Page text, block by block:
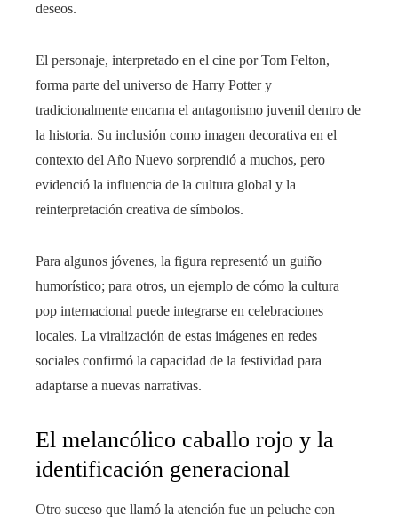
deseos.
El personaje, interpretado en el cine por Tom Felton,
forma parte del universo de Harry Potter y
tradicionalmente encarna el antagonismo juvenil dentro de
la historia. Su inclusión como imagen decorativa en el
contexto del Año Nuevo sorprendió a muchos, pero
evidenció la influencia de la cultura global y la
reinterpretación creativa de símbolos.
Para algunos jóvenes, la figura representó un guiño
humorístico; para otros, un ejemplo de cómo la cultura
pop internacional puede integrarse en celebraciones
locales. La viralización de estas imágenes en redes
sociales confirmó la capacidad de la festividad para
adaptarse a nuevas narrativas.
El melancólico caballo rojo y la
identificación generacional
Otro suceso que llamó la atención fue un peluche con